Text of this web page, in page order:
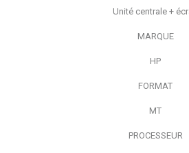
Unité centrale +
MARQUE
HP
FORMAT
MT
PROCESSEUR